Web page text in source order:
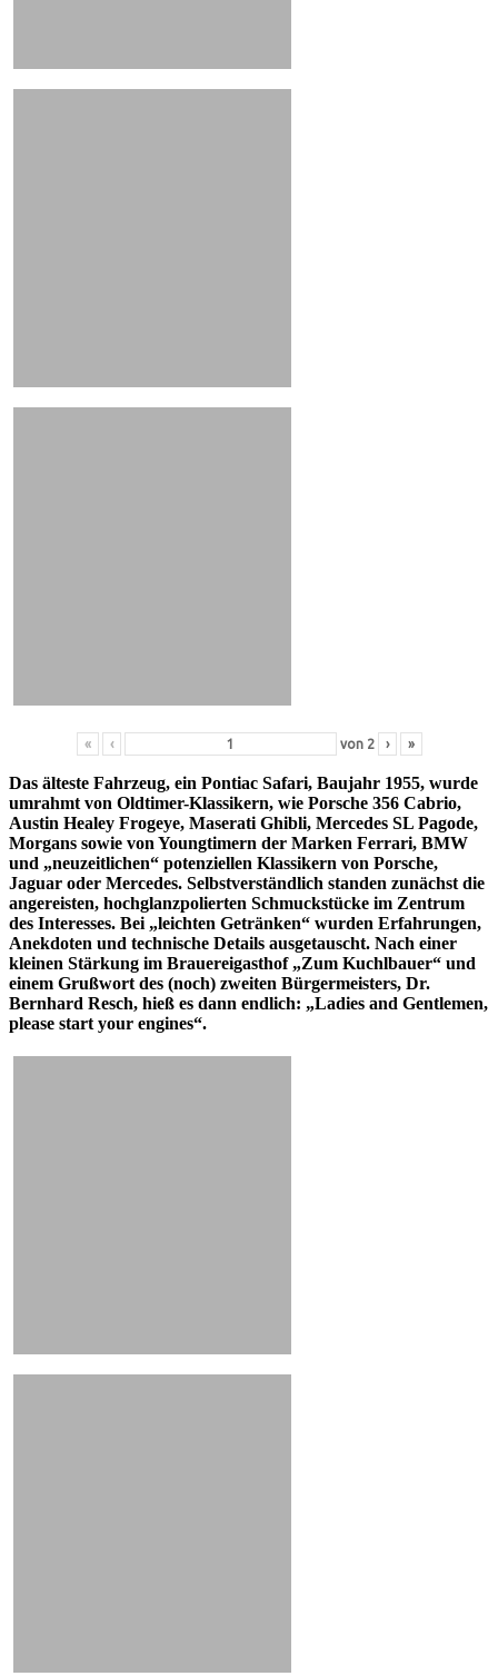
« ‹ von 2 › »
Das älteste Fahrzeug, ein Pontiac Safari, Baujahr 1955, wurde
umrahmt von Oldtimer-Klassikern, wie Porsche 356 Cabrio,
Austin Healey Frogeye, Maserati Ghibli, Mercedes SL Pagode,
Morgans sowie von Youngtimern der Marken Ferrari, BMW
und „neuzeitlichen“ potenziellen Klassikern von Porsche,
Jaguar oder Mercedes. Selbstverständlich standen zunächst die
angereisten, hochglanzpolierten Schmuckstücke im Zentrum
des Interesses. Bei „leichten Getränken“ wurden Erfahrungen,
Anekdoten und technische Details ausgetauscht. Nach einer
kleinen Stärkung im Brauereigasthof „Zum Kuchlbauer“ und
einem Grußwort des (noch) zweiten Bürgermeisters, Dr.
Bernhard Resch, hieß es dann endlich: „Ladies and Gentlemen,
please start your engines“.